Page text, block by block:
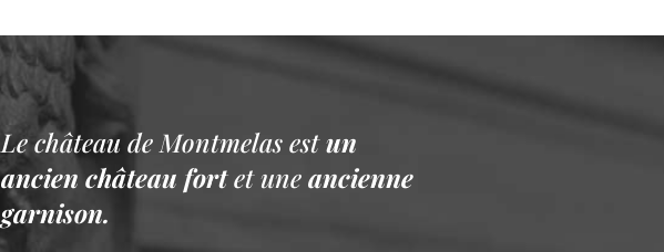
Le château de Montmelas est un
ancien château fort et une ancienne
garnison.